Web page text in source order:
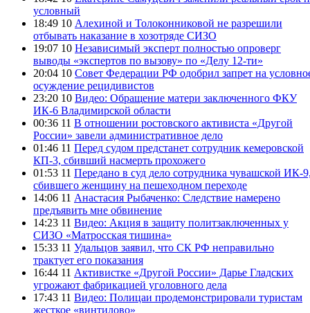
условный
18:49 10 Алехиной и Толоконниковой не разрешили
отбывать наказание в хозотряде СИЗО
19:07 10 Независимый эксперт полностью опроверг
выводы «экспертов по вызову» по «Делу 12-ти»
20:04 10 Совет Федерации РФ одобрил запрет на
осуждение рецидивистов
23:20 10 Видео: Обращение матери заключенного ФКУ
ИК-6 Владимирской области
00:36 11 В отношении ростовского активиста «Другой
России» завели административное дело
01:46 11 Перед судом предстанет сотрудник кемеровской
КП-3, сбивший насмерть прохожего
01:53 11 Передано в суд дело сотрудника чувашской ИК-
сбившего женщину на пешеходном переходе
14:06 11 Анастасия Рыбаченко: Следствие намерено
предъявить мне обвинение
14:23 11 Видео: Акция в защиту политзаключенных у
СИЗО «Матросская тишина»
15:33 11 Удальцов заявил, что СК РФ неправильно
трактует его показания
16:44 11 Активистке «Другой России» Дарье Гладских
угрожают фабрикацией уголовного дела
17:43 11 Видео: Полицаи продемонстрировали туристам
жесткое «винтилово»